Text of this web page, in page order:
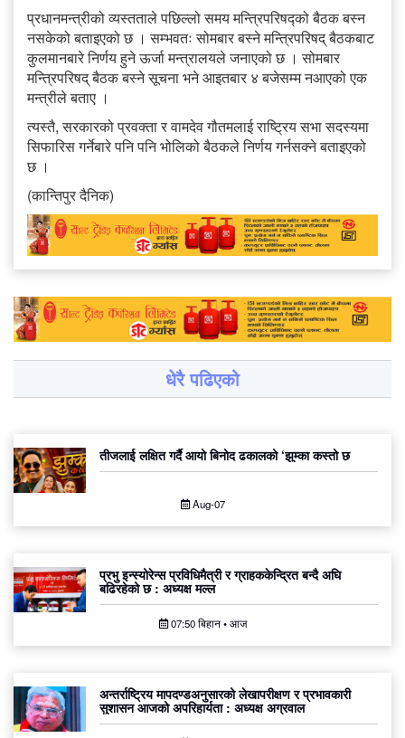
प्रधानमन्त्रीको व्यस्तताले पछिल्लो समय मन्त्रिपरिषद्को बैठक बस्न
नसकेको बताइएको छ । सम्भवतः सोमबार बस्ने मन्त्रिपरिषद् बैठकबाट
कुलमानबारे निर्णय हुने ऊर्जा मन्त्रालयले जनाएको छ । सोमबार
मन्त्रिपरिषद् बैठक बस्ने सूचना भने आइतबार ४ बजेसम्म नआएको एक
मन्त्रीले बताए ।
त्यस्तै, सरकारको प्रवक्ता र वामदेव गौतमलाई राष्ट्रिय सभा सदस्यमा
सिफारिस गर्नेबारे पनि पनि भोलिको बैठकले निर्णय गर्नसक्ने बताइएको
छ ।
(कान्तिपुर दैनिक)
धेरै पढिएको
तीजलाई लक्षित गर्दै आयो बिनोद ढकालको ‘झुम्का कस्तो छ
Aug-07
प्रभु इन्स्योरेन्स प्रविधिमैत्री र ग्राहककेन्द्रित बन्दै अघि
बढिरहेको छ : अध्यक्ष मल्ल
07:50 बिहान • आज
अन्तर्राष्ट्रिय मापदण्डअनुसारको लेखापरीक्षण र प्रभावकारी
सुशासन आजको अपरिहार्यता : अध्यक्ष अग्रवाल